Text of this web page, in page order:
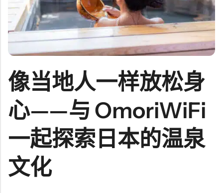
像当地人一样放松身
心——与 OmoriWiFi
一起探索日本的温泉
文化